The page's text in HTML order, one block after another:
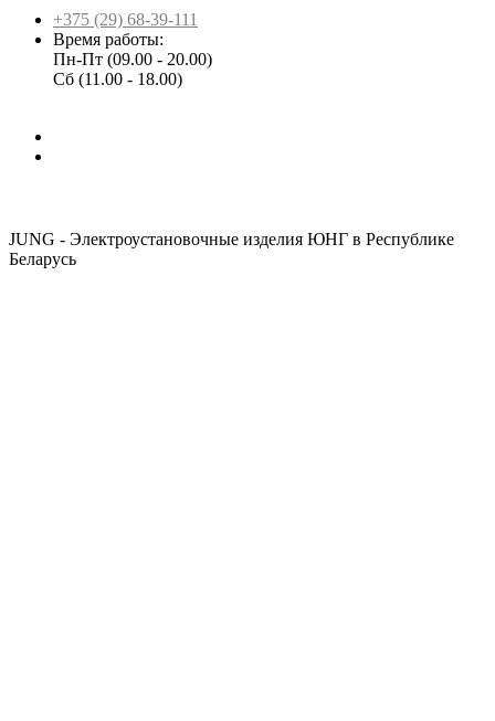
+375 (29) 68-39-111
Время работы:
Пн-Пт (09.00 - 20.00)
Сб (11.00 - 18.00)
JUNG - Электроустановочные изделия ЮНГ в Республике
Беларусь